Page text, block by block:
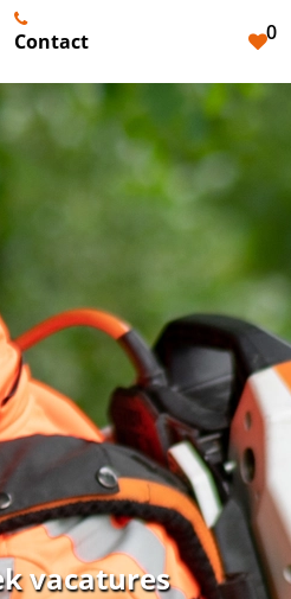
Contact 0
vacatures